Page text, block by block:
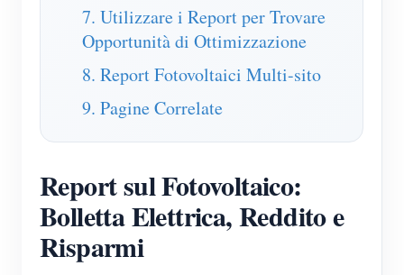
Notizie
Blog
Forum
App Store
Esplora il sito
Classifica FV
7. Utilizzare i Report per Trovare
Opportunità di Ottimizzazione
8. Report Fotovoltaici Multi-sito
9. Pagine Correlate
Report sul Fotovoltaico:
Bolletta Elettrica, Reddito e
Risparmi